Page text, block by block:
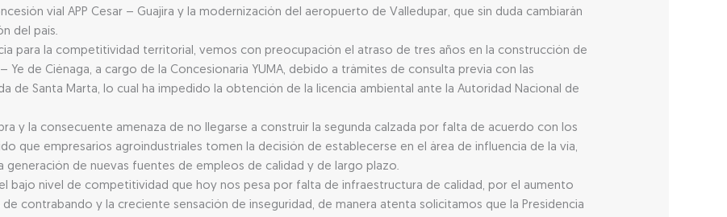
vial APP Cesar – Guajira y la modernización del aeropuerto de Valledupar, que sin duda cambiarán
del país.
para la competitividad territorial, vemos con preocupación el atraso de tres años en la construcción de
Ye de Ciénaga, a cargo de la Concesionaria YUMA, debido a trámites de consulta previa con las
de Santa Marta, lo cual ha impedido la obtención de la licencia ambiental ante la Autoridad Nacional de
y la consecuente amenaza de no llegarse a construir la segunda calzada por falta de acuerdo con los
que empresarios agroindustriales tomen la decisión de establecerse en el área de influencia de la vía,
generación de nuevas fuentes de empleos de calidad y de largo plazo.
bajo nivel de competitividad que hoy nos pesa por falta de infraestructura de calidad, por el aumento
contrabando y la creciente sensación de inseguridad, de manera atenta solicitamos que la Presidencia